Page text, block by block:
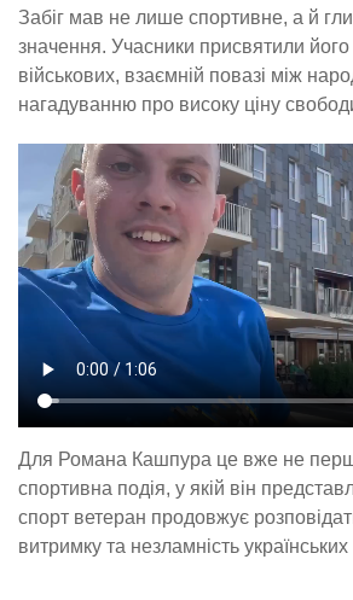
Забіг мав не лише спортивне, а й
значення. Учасники присвятили його
військових, взаємній повазі між
нагадуванню про високу ціну
Для Романа Кашпура це вже не
спортивна подія, у якій він
спорт ветеран продовжує
витримку та незламність українських